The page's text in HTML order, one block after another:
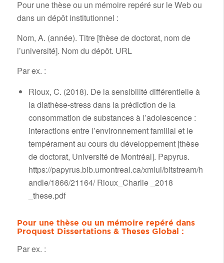
Pour une thèse ou un mémoire repéré sur le Web ou
dans un dépôt institutionnel :
Nom, A. (année). Titre [thèse de doctorat, nom de
l’université]. Nom du dépôt. URL
Par ex. :
Rioux, C. (2018). De la sensibilité différentielle à
la diathèse-stress dans la prédiction de la
consommation de substances à l’adolescence :
interactions entre l’environnement familial et le
tempérament au cours du développement [thèse
de doctorat, Université de Montréal]. Papyrus.
https://papyrus.bib.umontreal.ca/xmlui/bitstream/h
andle/1866/21164/ Rioux_Charlie _2018
_these.pdf
Pour une thèse ou un mémoire repéré dans
Proquest Dissertations & Theses Global :
Par ex. :